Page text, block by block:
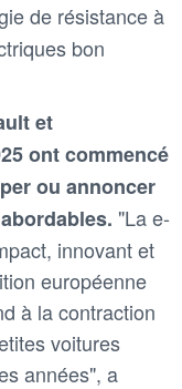
de résistance à
bon
et
ont commencé
ou annoncer
"La e-
innovant et
européenne
à la contraction
voitures
années", a